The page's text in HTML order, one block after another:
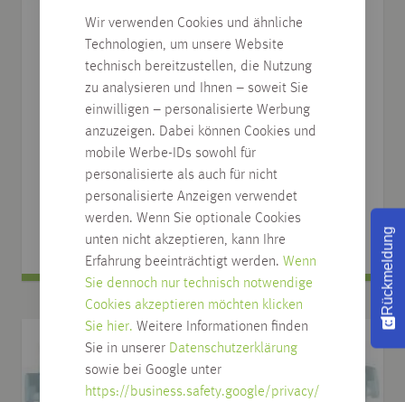
Wir verwenden Cookies und ähnliche
Technologien, um unsere Website
technisch bereitzustellen, die Nutzung
zu analysieren und Ihnen – soweit Sie
einwilligen – personalisierte Werbung
anzuzeigen. Dabei können Cookies und
mobile Werbe-IDs sowohl für
personalisierte als auch für nicht
personalisierte Anzeigen verwendet
werden. Wenn Sie optionale Cookies
unten nicht akzeptieren, kann Ihre
Erfahrung beeinträchtigt werden. Wenn
Sie dennoch nur technisch notwendige
Cookies akzeptieren möchten klicken
Sie hier. Weitere Informationen finden
Sie in unserer Datenschutzerklärung
sowie bei Google unter
https://business.safety.google/privacy/
Lucite 121 All-Top matt , Wunschfarbton
verschiedene Gebindeeinheiten
ab 41,17
Rückmeldung